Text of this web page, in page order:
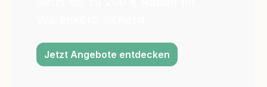
Jetzt Angebote entdecken